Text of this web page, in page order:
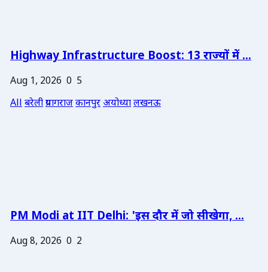
Highway Infrastructure Boost: 13 राज्यों में ...
Aug 1, 2026 0 5
Allबरेलीप्रयागराजकानपुरअयोध्यालखनऊ
PM Modi at IIT Delhi: 'इस दौर में जो सीखेगा, ...
Aug 8, 2026 0 2